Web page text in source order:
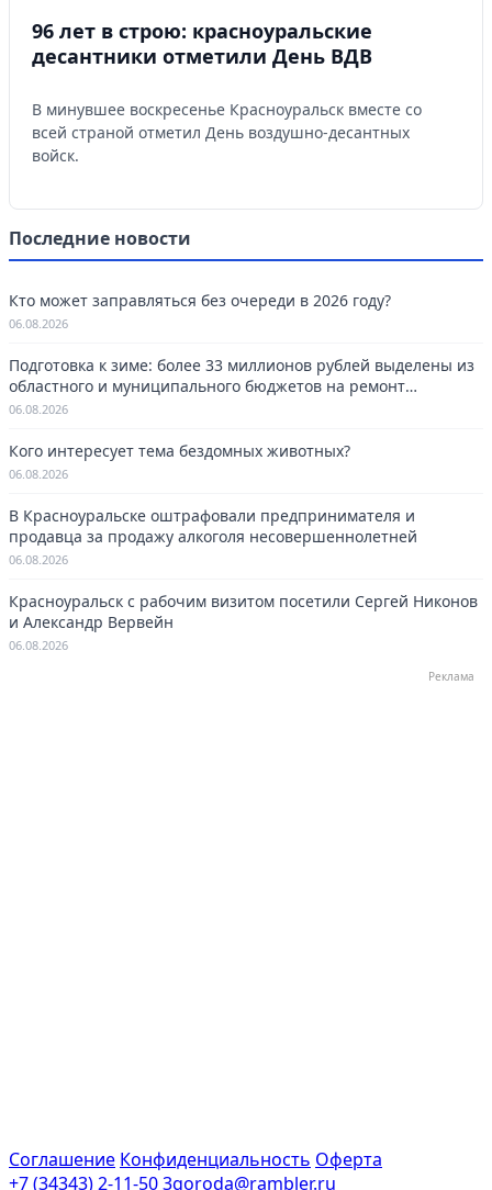
96 лет в строю: красноуральские
десантники отметили День ВДВ
В минувшее воскресенье Красноуральск вместе со
всей страной отметил День воздушно-десантных
войск.
Последние новости
Кто может заправляться без очереди в 2026 году?
06.08.2026
Подготовка к зиме: более 33 миллионов рублей выделены из
областного и муниципального бюджетов на ремонт
котельных в Красноуральске.
06.08.2026
Кого интересует тема бездомных животных?
06.08.2026
В Красноуральске оштрафовали предпринимателя и
продавца за продажу алкоголя несовершеннолетней
06.08.2026
Красноуральск с рабочим визитом посетили Сергей Никонов
и Александр Вервейн
06.08.2026
Реклама
Соглашение Конфиденциальность Оферта
+7 (34343) 2-11-503goroda@rambler.ru